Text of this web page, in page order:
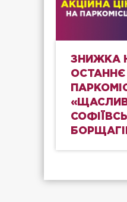
ЗНИЖКА
ОСТАННЄ